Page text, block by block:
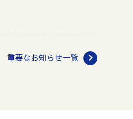
重要なお知らせ一覧